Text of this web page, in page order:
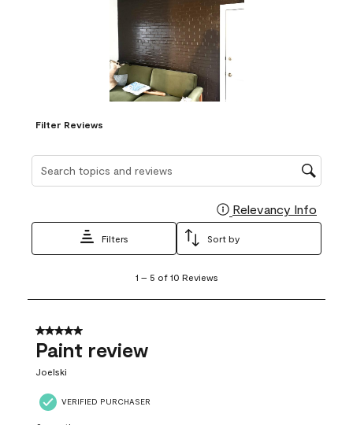
Filter Reviews
Relevancy Info
Filters Sort by
5
10
Reviews
1 – 5 of 10 Reviews
5 out of 5 stars.
Paint review
Joelski
VERIFIED PURCHASER